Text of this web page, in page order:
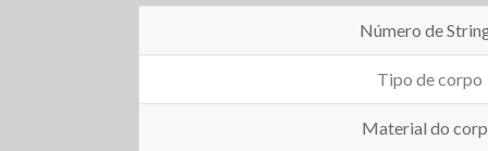
Número de
Tipo de corpo
Material do